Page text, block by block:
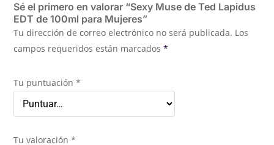
Sé el primero en valorar “Sexy Muse de Ted Lapidus
EDT de 100ml para Mujeres”
Tu dirección de correo electrónico no será publicada. Los
campos requeridos están marcados*
Tu puntuación*
Tu valoración*